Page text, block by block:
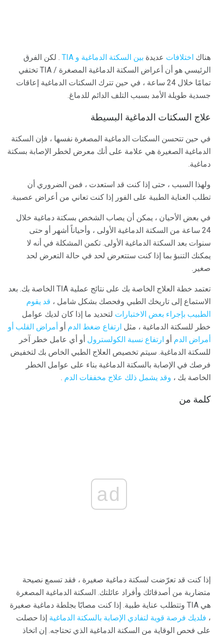
هناك اختلافات عديدة بين السكتة الدماغية و TIA
. لكن الفرق
الرئيسي هو أن أعراض السكتة الدماغية المصغرة / TIA تختفي
تمامًا خلال 24 ساعة ، في حين تترك السكتات الدماغية إعاقات
جسدية طويلة الأمد بسبب التلف الدائم للدماغ.
علاج السكتات الدماغية البسيطة
في حين تتحسن السكتات الدماغية المصغرة نفسها ، فإن السكتة
الدماغية الصغيرة هي علامة على أنك معرض لخطر الإصابة بسكتة
دماغية.
ولهذا السبب ، حتى إذا كنت قد استعدت ، فمن الضروري أن
تطلب العناية الطبية على الفور إذا كنت تعاني من أعراض عصبية.
في بعض الأحيان ، يمكن أن يصاب الشخص بسكتة دماغية خلال
24 ساعة من السكتة الدماغية الأولى ، وأحياناً أشهر أو حتى
سنوات بعد السكتة الدماغية الأولى. تكمن المشكلة في أنه لا
يمكنك التنبؤ بما إذا كنت ستتعرض لحد في حالة التعرض لحد
صغير.
تعتمد خطة العلاج الخاصة بك على نتائج عملية TIA الخاصة بك. بعد
الاستماع إلى تاريخك الطبي وفحصك بشكل شامل ، قد يقوم
الطبيب بإجراء بعض الاختبارات لتحديد ما إذا كان لديك عوامل
خطر للسكتة الدماغية ، مثل ارتفاع ضغط الدم أو أمراض القلب أو
أمراض الدم أو ارتفاع نسبة الكولسترول أو أي عامل خطر آخر
للسكتة الدماغية. سيتم تخصيص العلاج الطبي الخاص بك لتخفيض
فرصك في الإصابة بالسكتة الدماغية بناء على عوامل الخطر
الخاصة بك ، وقد يشمل ذلك علاج مخففات الدم .
كلمة من
ad
إذا كنت قد تعرّضت لسكتة دماغية صغيرة ، فقد تسمع نصيحة
متضاربة من أصدقائك وأفراد عائلتك. السكتة الدماغية المصغرة
هي TIA وتتطلب عناية طبية. إذا كنت مصابًا بجلطة دماغية صغيرة
، فلديك فرصة قوية لتفادي الإصابة بالسكتة الدماغية إذا حصلت
على فحص الوقاية من السكتة الدماغية الذي تحتاجه. إن اتخاذ